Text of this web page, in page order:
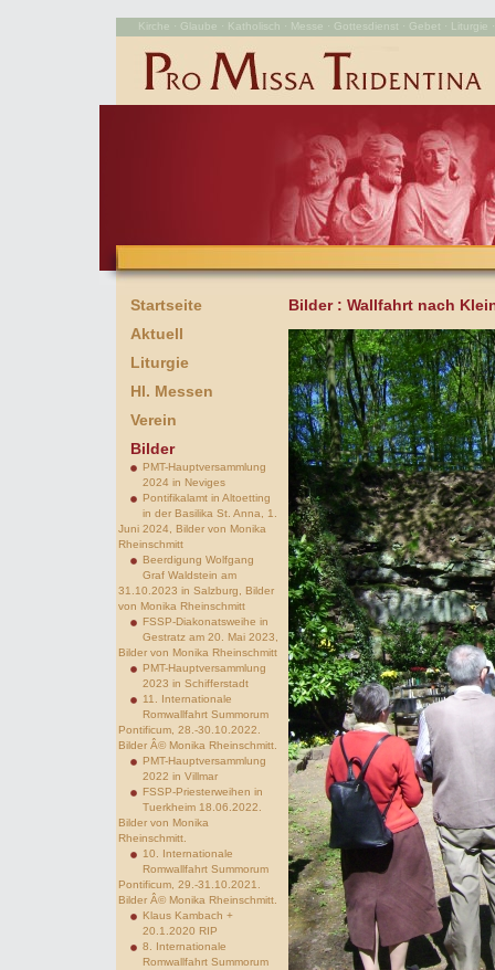
Kirche · Glaube · Katholisch · Messe · Gottesdienst · Gebet ·
Startseite
Aktuell
Liturgie
Hl. Messen
Verein
Bilder
PMT-Hauptversammlung
2024 in Neviges
Pontifikalamt in Altoetting
in der Basilika St. Anna, 1.
Juni 2024, Bilder von Monika
Rheinschmitt
Beerdigung Wolfgang
Graf Waldstein am
31.10.2023 in Salzburg, Bilder
von Monika Rheinschmitt
FSSP-Diakonatsweihe in
Gestratz am 20. Mai 2023,
Bilder von Monika Rheinschmitt
PMT-Hauptversammlung
2023 in Schifferstadt
11. Internationale
Romwallfahrt Summorum
Pontificum, 28.-30.10.2022.
Bilder Â© Monika Rheinschmitt.
PMT-Hauptversammlung
2022 in Villmar
FSSP-Priesterweihen in
Tuerkheim 18.06.2022.
Bilder von Monika
Rheinschmitt.
10. Internationale
Romwallfahrt Summorum
Pontificum, 29.-31.10.2021.
Bilder Â© Monika Rheinschmitt.
Klaus Kambach +
20.1.2020 RIP
8. Internationale
Romwallfahrt Summorum
Bilder : Wallfahrt nach